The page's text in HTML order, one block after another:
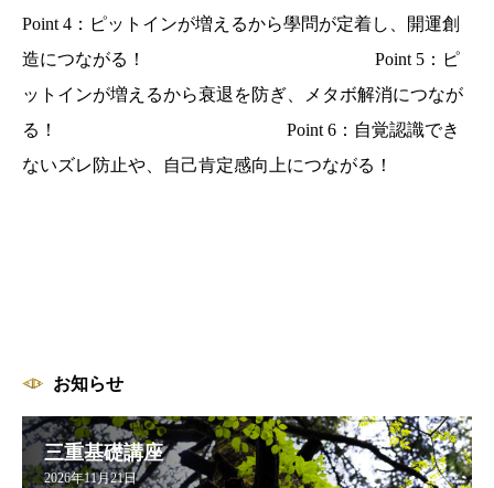
Point 4：ピットインが増えるから學問が定着し、開運創
造につながる！ Point 5：ピ
ットインが増えるから衰退を防ぎ、メタボ解消につなが
る！ Point 6：自覚認識でき
ないズレ防止や、自己肯定感向上につながる！
お知らせ
三重基礎講座
2026年11月21日